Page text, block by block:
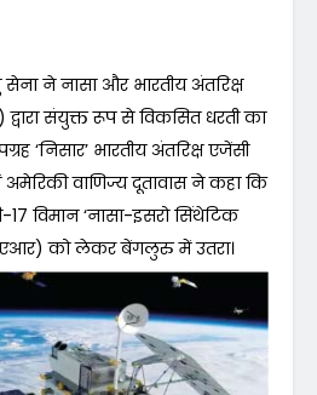
ने नासा और भारतीय अंतरिक्ष
संयुक्त रूप से विकसित धरती का
‘निसार’ भारतीय अंतरिक्ष एजेंसी
अमेरिकी वाणिज्य दूतावास ने कहा कि
विमान ‘नासा-इसरो सिंथेटिक
को लेकर बेंगलुरु में उतरा।